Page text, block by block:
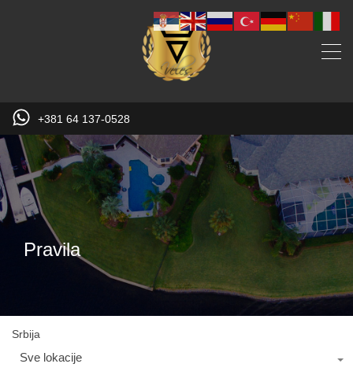
+381 64 137-0528
Pravila
Srbija
Sve lokacije